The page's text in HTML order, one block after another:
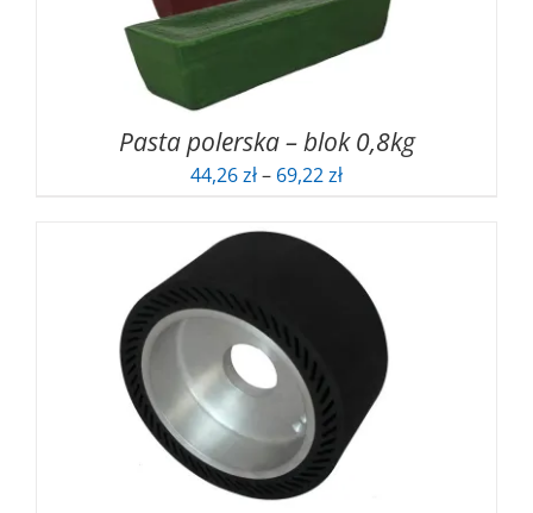
Pasta polerska – blok 0,8kg
44,26zł– 69,22złZakres
44,26 zł
do
69,22 zł